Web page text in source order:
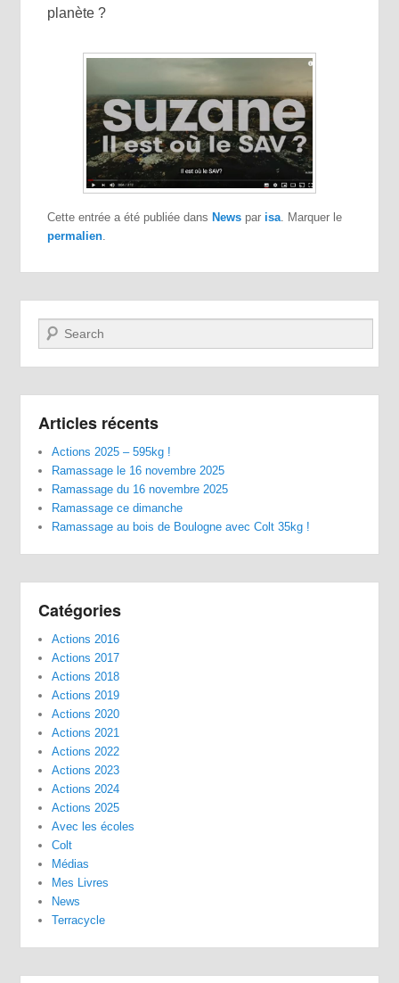
planète ?
Cette entrée a été publiée dansNews par isa . Marquer le
permalien
Recherche
Articles récents
Actions 2025 – 595kg !
Ramassage le 16 novembre 2025
Ramassage du 16 novembre 2025
Ramassage ce dimanche
Ramassage au bois de Boulogne avec Colt 35kg !
Catégories
Actions 2016
Actions 2017
Actions 2018
Actions 2019
Actions 2020
Actions 2021
Actions 2022
Actions 2023
Actions 2024
Actions 2025
Avec les écoles
Colt
Médias
Mes Livres
News
Terracycle